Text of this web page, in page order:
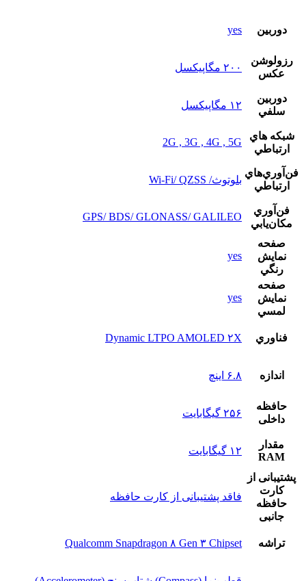
دوربين yes
رزولوشن
عکس
۲۰۰ مگاپیکسل
دوربين
سلفي
۱۲ مگاپیکسل
شبکه هاي
ارتباطي
2G , 3G , 4G , 5G
فن‌آوري‌هاي
ارتباطي
بلوتوث/ Wi-Fi/ QZSS
فن‌آوري
مکان‌يابي
GPS/ BDS/ GLONASS/ GALILEO
صفحه
نمايش
رنگي
yes
صفحه
نمايش
لمسي
yes
فناوري Dynamic LTPO AMOLED ۲X
اندازه ۶.۸ اینچ
حافظه
داخلی
۲۵۶ گیگابایت
مقدار
RAM
۱۲ گیگابایت
پشتيبانی از
کارت
حافظه
جانبی
فاقد پشتیبانی از کارت حافظه
تراشه Qualcomm Snapdragon ۸ Gen ۳ Chipset